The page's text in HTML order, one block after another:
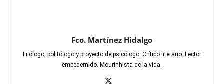
Fco. Martínez Hidalgo
Filólogo, politólogo y proyecto de psicólogo. Crítico literario. Lector
empedernido. Mourinhista de la vida.